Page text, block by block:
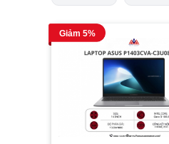
Giảm 5%